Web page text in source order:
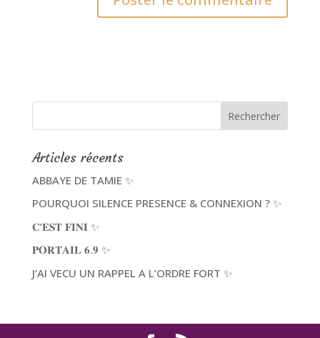
Articles récents
ABBAYE DE TAMIE ✨
POURQUOI SILENCE PRESENCE & CONNEXION ? ✨
𝐂’𝐄𝐒𝐓 𝐅𝐈𝐍𝐈 ✨
𝐏𝐎𝐑𝐓𝐀𝐈𝐋 𝟔.𝟗 ✨
J’AI VECU UN RAPPEL A L’ORDRE FORT ✨